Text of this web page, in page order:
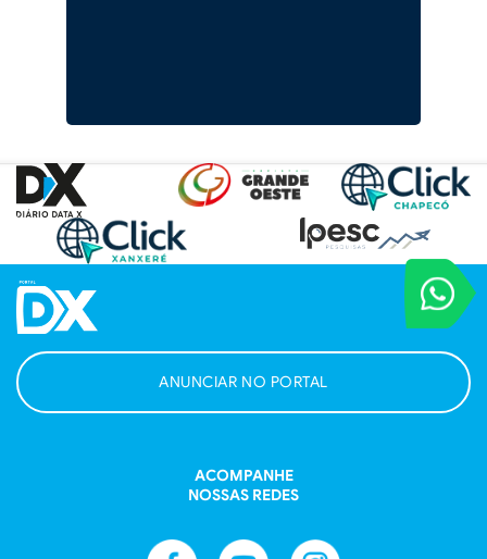
VOCÊ
Entre em
ANUNCIAR NO PORTAL
ACOMPANHE
NOSSAS REDES